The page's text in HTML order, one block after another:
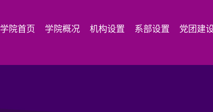
学院首页 学院概况 机构设置 系部设置 党团建